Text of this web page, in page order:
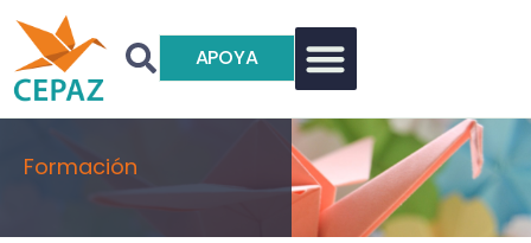
APOYA
Formación